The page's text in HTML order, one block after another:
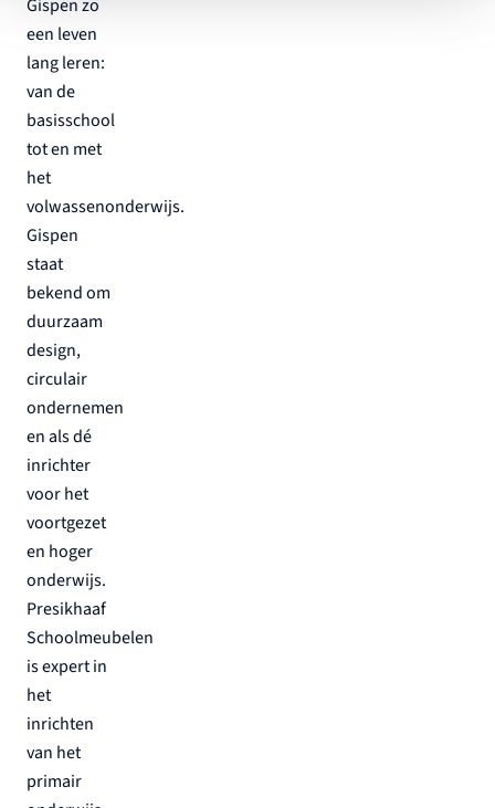
een leven
lang leren:
van de
basisschool
tot en met
het
volwassenonderwijs.
Gispen
staat
bekend om
duurzaam
design,
circulair
ondernemen
en als dé
inrichter
voor het
voortgezet
en hoger
onderwijs.
Presikhaaf
Schoolmeubelen
is expert in
het
inrichten
van het
primair